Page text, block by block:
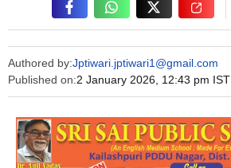
Authored by:Jptiwari.jptiwari1@gmail.com
Published on:2 January 2026, 12:43 pm IST